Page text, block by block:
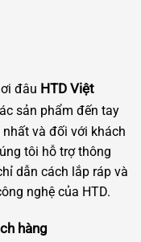
đâu HTD Việt
sản phẩm đến tay
và đối với khách
tôi hỗ trợ thông
dẫn cách lắp ráp và
nghệ của HTD.
hàng